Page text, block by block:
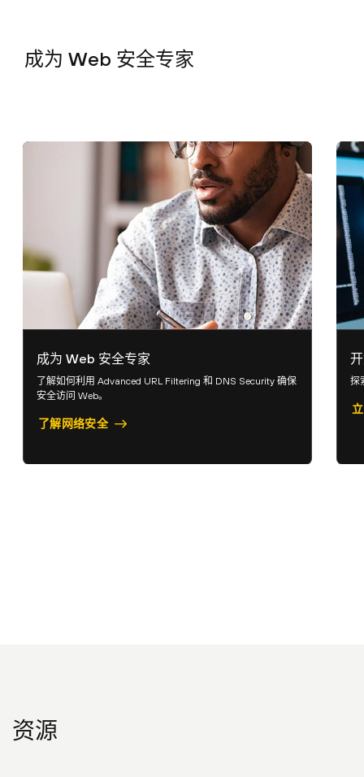
成为 Web 安全专家
成为 Web 安全专家
了解如何利用 Advanced URL Filtering 和 DNS Security 确保
安全访问 Web。
了解网络安全
探
资源